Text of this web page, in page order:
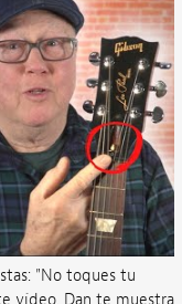
"No toques tu